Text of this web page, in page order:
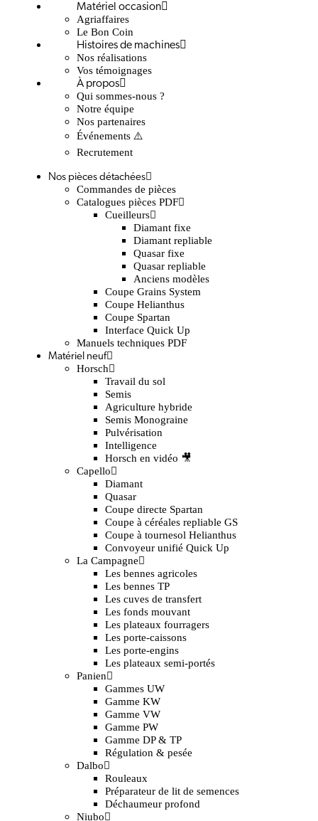
Matériel occasion
Agriaffaires
Le Bon Coin
Histoires de machines
Nos réalisations
Vos témoignages
À propos
Qui sommes-nous ?
Notre équipe
Nos partenaires
Événements ⚠️
Recrutement
Nos pièces détachées
Commandes de pièces
Catalogues pièces PDF
Cueilleurs
Diamant fixe
Diamant repliable
Quasar fixe
Quasar repliable
Anciens modèles
Coupe Grains System
Coupe Helianthus
Coupe Spartan
Interface Quick Up
Manuels techniques PDF
Matériel neuf
Horsch
Travail du sol
Semis
Agriculture hybride
Semis Monograine
Pulvérisation
Intelligence
Horsch en vidéo 🎥
Capello
Diamant
Quasar
Coupe directe Spartan
Coupe à céréales repliable GS
Coupe à tournesol Helianthus
Convoyeur unifié Quick Up
La Campagne
Les bennes agricoles
Les bennes TP
Les cuves de transfert
Les fonds mouvant
Les plateaux fourragers
Les porte-caissons
Les porte-engins
Les plateaux semi-portés
Panien
Gammes UW
Gamme KW
Gamme VW
Gamme PW
Gamme DP & TP
Régulation & pesée
Dalbo
Rouleaux
Préparateur de lit de semences
Déchaumeur profond
Niubo